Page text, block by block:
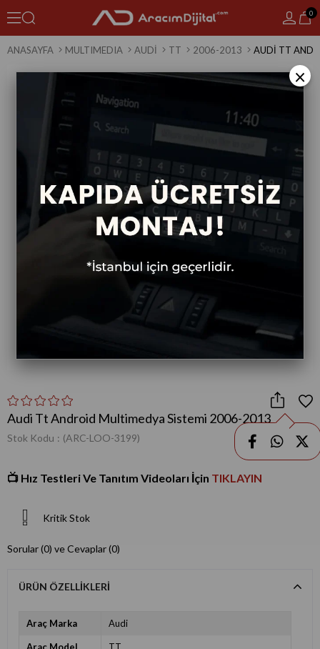
0
ANASAYFA MULTIMEDIA AUDI TT 2006-2013 AUDI TT
Audi Tt Android Multimedya Sistemi 2006-2013
Stok Kodu (ARC-LOO-3199)
📺 Hız Testleri Ve Tanıtım Videoları İçin TIKLAYIN
Kritik Stok
Sorular (0) ve Cevaplar (0)
ÜRÜN ÖZELLIKLERI
Araç Marka Audi
×